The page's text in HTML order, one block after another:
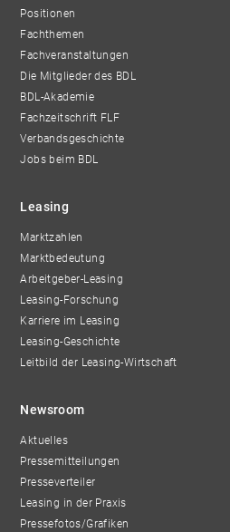
Positionen
Fachthemen
Fachveranstaltungen
Die Mitglieder des BDL
BDL-Akademie
Fachzeitschrift FLF
Verbandsgeschichte
Jobs beim BDL
Leasing
Marktzahlen
Marktbedeutung
Arbeitgeber-Leasing
Leasing-Forschung
Karriere im Leasing
Leasing-Geschichte
Leitbild der Leasing-Wirtschaft
Newsroom
Aktuelles
Pressemitteilungen
Presseverteiler
Leasing in der Praxis
Pressefotos/Grafiken